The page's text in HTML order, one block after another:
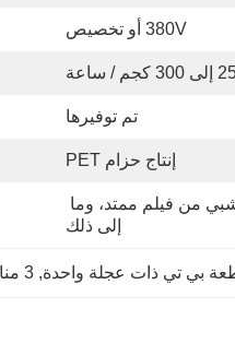
380V أو تخصيص
تم توفيرها
إنتاج حزام PET
إلى ذلك
بي تي ذات عجلة واحدة, 3 مناطق التبريد محفز الشريط PET